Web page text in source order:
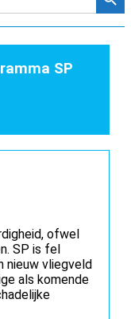
SP
ofwel
SP is fel
nieuw vliegveld
als komende